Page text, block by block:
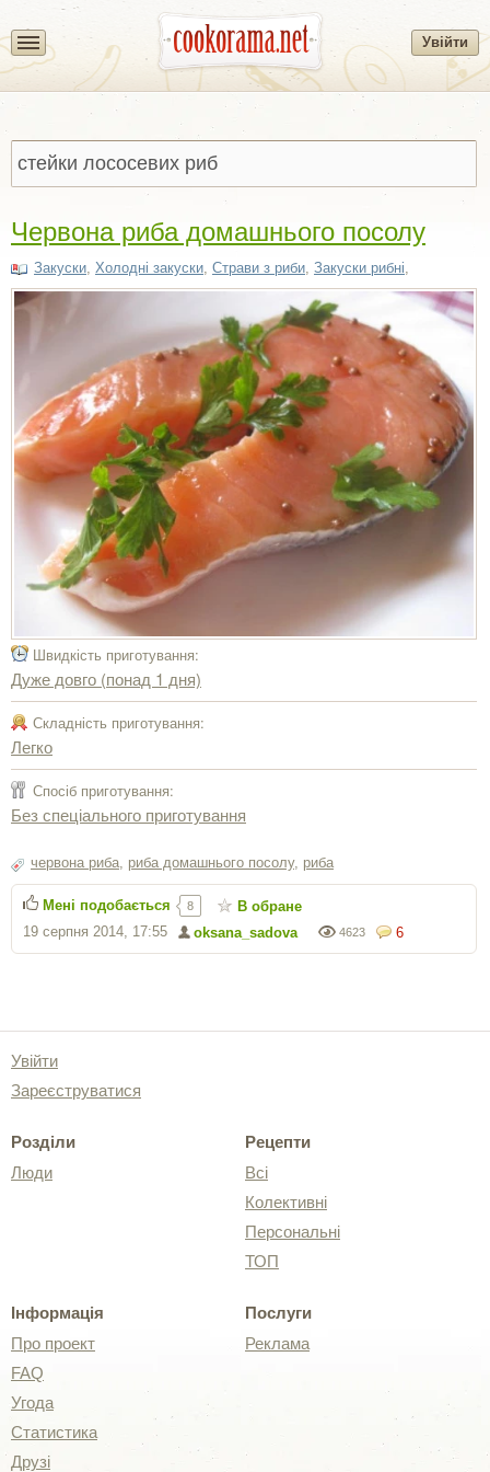
Увійти
Червона риба домашнього посолу
Закуски, Холодні закуски, Страви з риби, Закуски рибні,
Швидкість приготування:
Дуже довго (понад 1 дня)
Складність приготування:
Легко
Спосіб приготування:
Без спеціального приготування
червона риба, риба домашнього посолу, риба
6
4623
oksana_sadova
19 серпня 2014, 17:55
Мені подобається 8 В обране
Увійти
Зареєструватися
Розділи
Люди
Рецепти
Всі
Колективні
Персональні
ТОП
Інформація
Про проект
FAQ
Угода
Статистика
Друзі
Послуги
Реклама